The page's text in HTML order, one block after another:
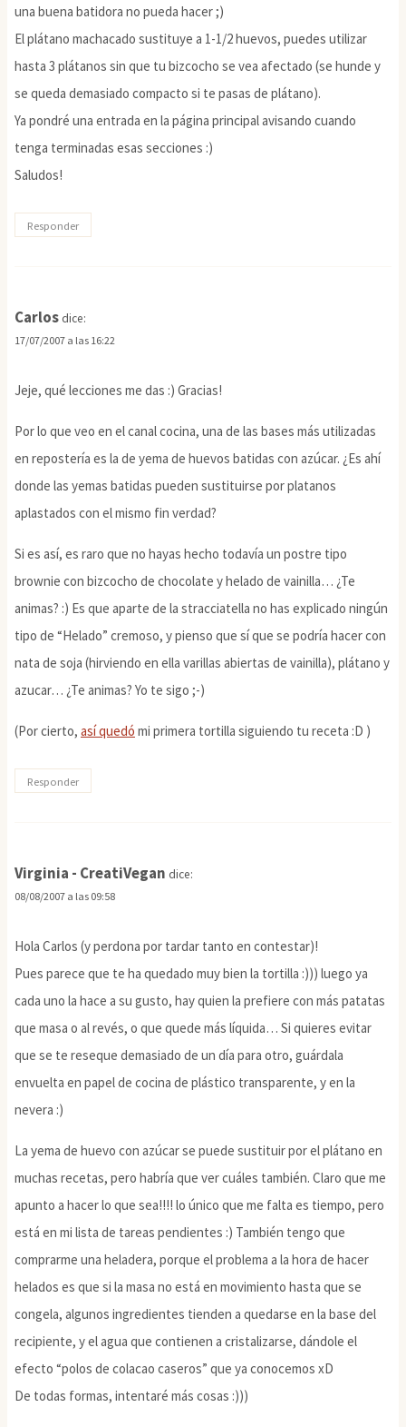
una buena batidora no pueda hacer ;)
El plátano machacado sustituye a 1-1/2 huevos, puedes utilizar
hasta 3 plátanos sin que tu bizcocho se vea afectado (se hunde y
se queda demasiado compacto si te pasas de plátano).
Ya pondré una entrada en la página principal avisando cuando
tenga terminadas esas secciones :)
Saludos!
Responder
Carlos dice:
17/07/2007 a las 16:22
Jeje, qué lecciones me das :) Gracias!
Por lo que veo en el canal cocina, una de las bases más utilizadas
en repostería es la de yema de huevos batidas con azúcar. ¿Es ahí
donde las yemas batidas pueden sustituirse por platanos
aplastados con el mismo fin verdad?
Si es así, es raro que no hayas hecho todavía un postre tipo
brownie con bizcocho de chocolate y helado de vainilla… ¿Te
animas? :) Es que aparte de la stracciatella no has explicado ningún
tipo de “Helado” cremoso, y pienso que sí que se podría hacer con
nata de soja (hirviendo en ella varillas abiertas de vainilla), plátano y
azucar… ¿Te animas? Yo te sigo ;-)
(Por cierto, así quedó mi primera tortilla siguiendo tu receta :D )
Responder
Virginia - CreatiVegan dice:
08/08/2007 a las 09:58
Hola Carlos (y perdona por tardar tanto en contestar)!
Pues parece que te ha quedado muy bien la tortilla :))) luego ya
cada uno la hace a su gusto, hay quien la prefiere con más patatas
que masa o al revés, o que quede más líquida… Si quieres evitar
que se te reseque demasiado de un día para otro, guárdala
envuelta en papel de cocina de plástico transparente, y en la
nevera :)
La yema de huevo con azúcar se puede sustituir por el plátano en
muchas recetas, pero habría que ver cuáles también. Claro que me
apunto a hacer lo que sea!!!! lo único que me falta es tiempo, pero
está en mi lista de tareas pendientes :) También tengo que
comprarme una heladera, porque el problema a la hora de hacer
helados es que si la masa no está en movimiento hasta que se
congela, algunos ingredientes tienden a quedarse en la base del
recipiente, y el agua que contienen a cristalizarse, dándole el
efecto “polos de colacao caseros” que ya conocemos xD
De todas formas, intentaré más cosas :)))